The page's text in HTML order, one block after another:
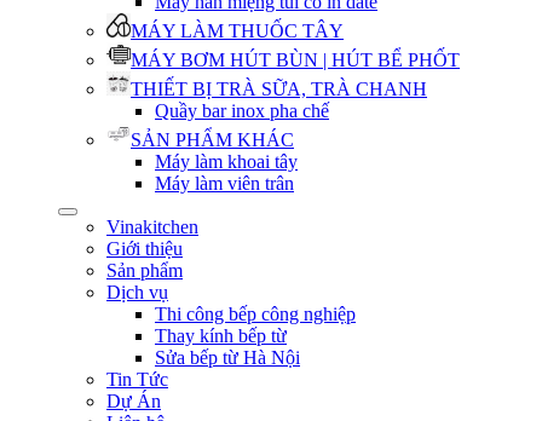
MÁY LÀM THUỐC TÂY
MÁY BƠM HÚT BÙN | HÚT BỂ PHỐT
THIẾT BỊ TRÀ SỮA, TRÀ CHANH
Quầy bar inox pha chế
SẢN PHẨM KHÁC
Máy làm khoai tây
Máy làm viên trân
Vinakitchen
Giới thiệu
Sản phẩm
Dịch vụ
Thi công bếp công nghiệp
Thay kính bếp từ
Sửa bếp từ Hà Nội
Tin Tức
Dự Án